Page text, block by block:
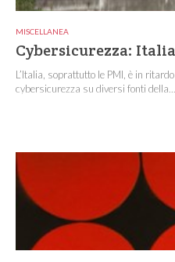
MISCELLANEA
Cybersicurezza:
L’Italia, soprattutto le PMI, è in
cybersicurezza su diversi fonti della...